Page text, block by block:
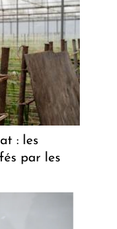
: les
par les